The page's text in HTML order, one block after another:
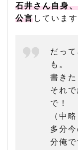
石井さん自身
公言しています
だっ
も。
書き
それ
で！
（中略
多分
分俺で